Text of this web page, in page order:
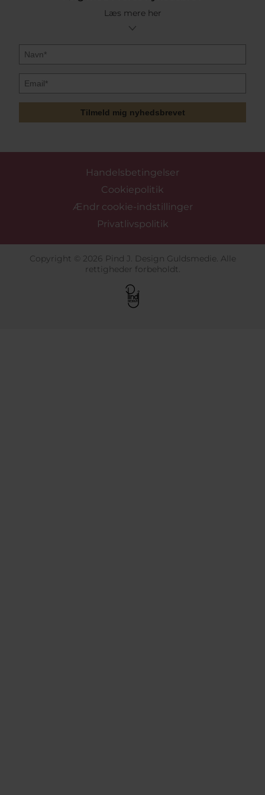
Læs mere her
Tilmeld mig nyhedsbrevet
Handelsbetingelser
Cookiepolitik
Ændr cookie-indstillinger
Privatlivspolitik
Copyright © 2026 Pind J. Design Guldsmedie. Alle
rettigheder forbeholdt.